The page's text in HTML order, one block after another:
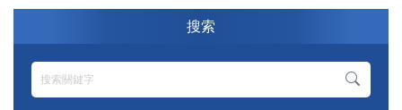
搜索